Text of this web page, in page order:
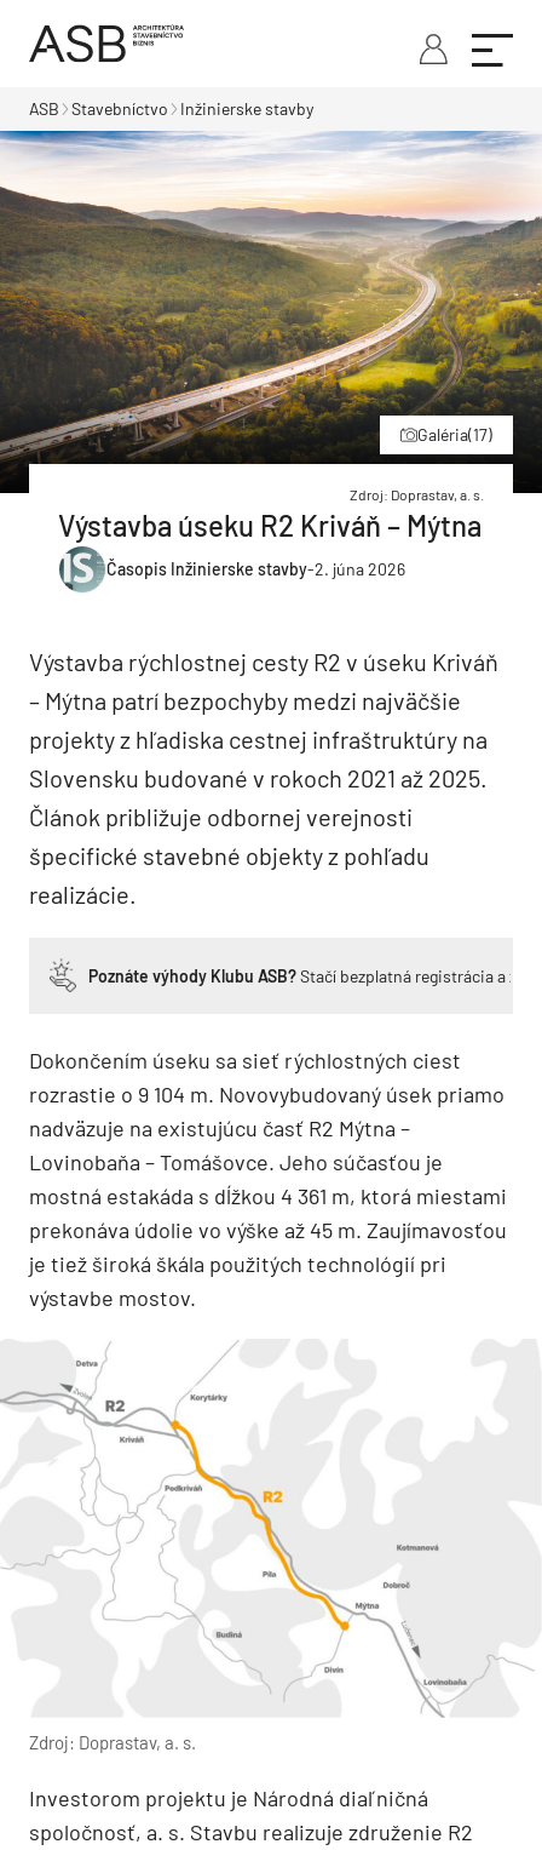
ASB Stavebníctvo Inžinierske stavby
Galéria(17)
Zdroj: Doprastav, a. s.
Výstavba úseku R2 Kriváň – Mýtna
Časopis Inžinierske stavby-2. júna 2026
Výstavba rýchlostnej cesty R2 v úseku Kriváň
– Mýtna patrí bezpochyby medzi najväčšie
projekty z hľadiska cestnej infraštruktúry na
Slovensku budované v rokoch 2021 až 2025.
Článok približuje odbornej verejnosti
špecifické stavebné objekty z pohľadu
realizácie.
Poznáte výhody Klubu ASB?Stačí bezplatná registrácia a
Dokončením úseku sa sieť rýchlostných ciest
rozrastie o 9 104 m. Novovybudovaný úsek priamo
nadväzuje na existujúcu časť R2 Mýtna –
Lovinobaňa – Tomášovce. Jeho súčasťou je
mostná estakáda s dĺžkou 4 361 m, ktorá miestami
prekonáva údolie vo výške až 45 m. Zaujímavosťou
je tiež široká škála použitých technológií pri
výstavbe mostov.
Zdroj: Doprastav, a. s.
Investorom projektu je Národná diaľničná
spoločnosť, a. s. Stavbu realizuje združenie R2